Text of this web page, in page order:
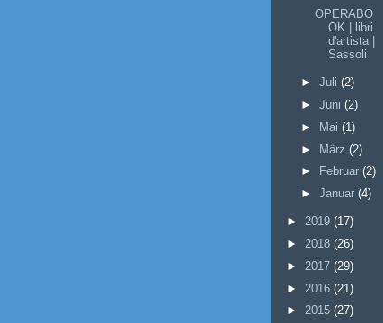
OPERABO
OK | libri
d'artista |
Sassoli
► Juli (2)
► Juni (2)
►
Mai (1)
► März (2)
►
Februar (2)
► Januar (4)
► 2019 (17)
► 2018 (26)
► 2017 (29)
► 2016 (21)
► 2015 (27)